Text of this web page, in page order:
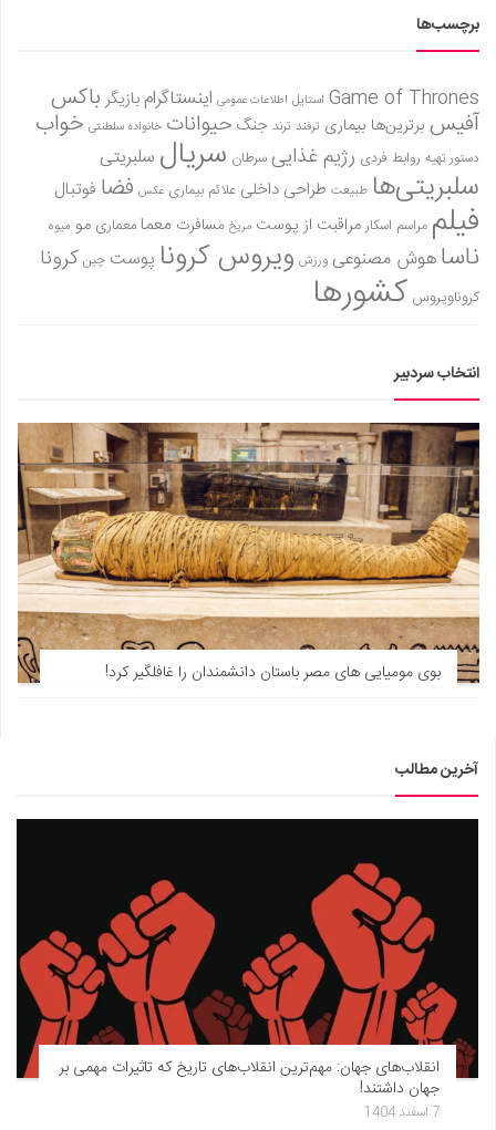
برچسب‌ها
Game of Thrones استایل اطلاعات عمومی اینستاگرام بازیگر باکس
آفیس برترین‌ها بیماری ترفند ترند جنگ حیوانات خانواده سلطنتی خواب
دستور تهیه روابط فردی رژیم غذاییسرطان سریال سلبریتی
سلبریتی‌ها طبیعت طراحی داخلی علائم بیماری عکس فضا فوتبال
فیلم مراسم اسکارمراقبت از پوست مریخ مسافرت معمامعماری مو میوه
ناساهوش مصنوعی ورزش ویروس کرونا پوست چین کرونا
کروناویروس کشورها
انتخاب سردبیر
بوی مومیایی های مصر باستان دانشمندان را غافلگیر کرد!
آخرین مطالب
انقلاب‌های جهان: مهم‌ترین انقلاب‌های تاریخ که تاثیرات مهمی بر
جهان داشتند!
7 اسفند 1404